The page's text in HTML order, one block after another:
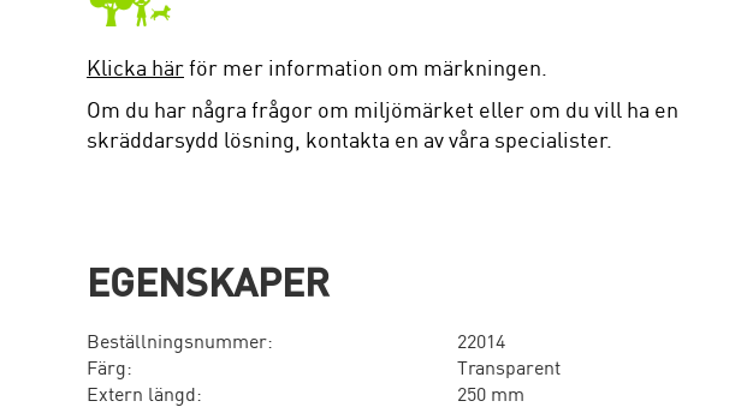
Klicka härför mer information om märkningen.
Om du har några frågor om miljömärket eller om du vill ha en
skräddarsydd lösning, kontakta en av våra specialister.
EGENSKAPER
Beställningsnummer:
22014
Färg:
Transparent
Extern längd:
250 mm